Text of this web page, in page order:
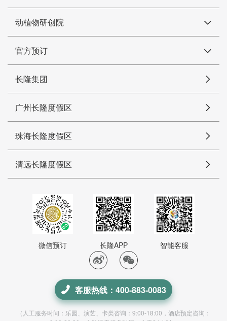
动植物研创院
官方预订
长隆集团
广州长隆度假区
珠海长隆度假区
清远长隆度假区
微信预订 长隆APP 智能客服
客服热线：400-883-0083
（人工服务时间：乐园、演艺、卡类咨询：9:00-18:00，酒店预定咨询：